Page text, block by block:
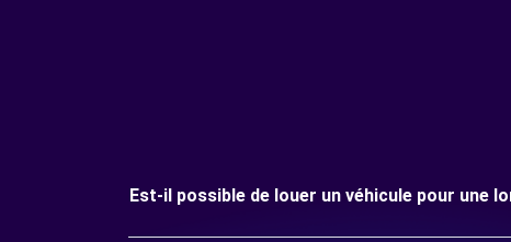
Est-il possible de louer un véhicule pour une